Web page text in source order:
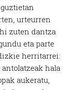
urteurren
zuten dantza
eta parte
herritarrei:
hala
aukeratu,